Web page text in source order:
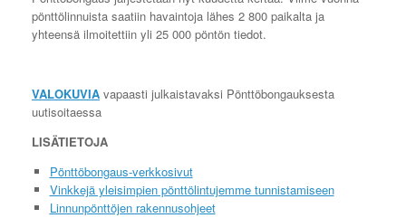
pönttölinnuista saatiin havaintoja lähes 2 800 paikalta ja
yhteensä ilmoitettiin yli 25 000 pöntön tiedot.
VALOKUVIA vapaasti julkaistavaksi Pönttöbongauksesta
uutisoitaessa
LISÄTIETOJA
Pönttöbongaus-verkkosivut
Vinkkejä yleisimpien pönttölintujemme tunnistamiseen
Linnunpönttöjen rakennusohjeet